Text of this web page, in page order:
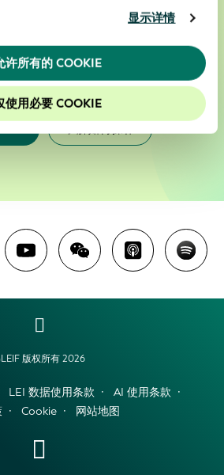
显示详情
许所有的 COOKIE
使用必要 COOKIE
选择过程中，我们能够实现
本更低、更加可靠的决策
版权所有 2026
LEI 数据使用条款
AI 使用条款
Cookie 网站地图